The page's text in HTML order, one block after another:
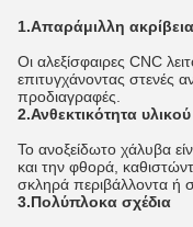
1.Απαράμιλλη ακρίβεια
Οι αλεξίσφαιρες CNC
επιτυγχάνοντας στενές
προδιαγραφές.
2.Ανθεκτικότητα υλικού
Το ανοξείδωτο χάλυβα
και την φθορά,
σκληρά περιβάλλοντα ή
3.Πολύπλοκα σχέδια